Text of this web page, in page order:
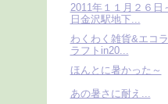
2011年１１月２６日
日金沢駅地下...
わくわく雑貨&エコ
ラフトin20...
ほんとに暑かった～
あの暑さに耐え...